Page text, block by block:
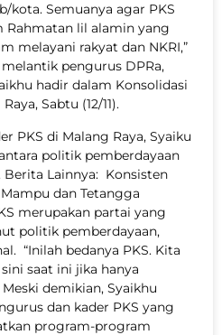
kota. Semuanya agar PKS
Rahmatan lil alamin yang
melayani rakyat dan NKRI,”
pengurus DPRa,
hadir dalam Konsolidasi
Sabtu (12/11).
PKS di Malang Raya, Syaiku
politik pemberdayaan
Lainnya: Konsisten
dan Tetangga
merupakan partai yang
politik pemberdayaan,
“Inilah bedanya PKS. Kita
saat ini jika hanya
demikian, Syaikhu
dan kader PKS yang
program-program